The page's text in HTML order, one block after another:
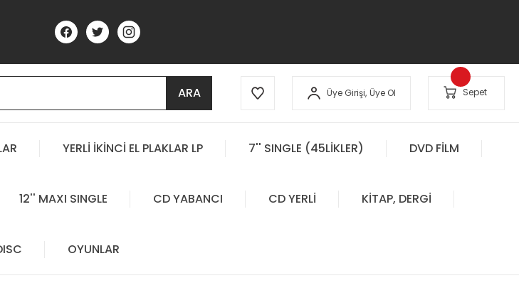
ARA Üye Girişi, Üye Ol Sepet
YERLİ İKİNCİ EL PLAKLAR LP 7'' SINGLE (45LİKLER) DVD FİLM
12'' MAXI SINGLE CD YABANCI CD YERLİ KİTAP, DERGİ
OYUNLAR